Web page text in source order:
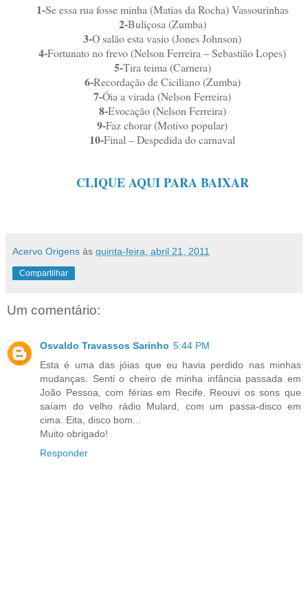
1-Se essa rua fosse minha (Matias da Rocha) Vassourinhas
2-Buliçosa (Zumba)
3-O salão esta vasio (Jones Johnson)
4-Fortunato no frevo (Nelson Ferreira – Sebastião Lopes)
5-Tira teima (Carnera)
6-Recordação de Ciciliano (Zumba)
7-Óia a virada (Nelson Ferreira)
8-Evocação (Nelson Ferreira)
9-Faz chorar (Motivo popular)
10-Final – Despedida do carnaval
CLIQUE AQUI PARA BAIXAR
Acervo Origens às quinta-feira, abril 21, 2011
Compartilhar
Um comentário:
Osvaldo Travassos Sarinho 5:44 PM
Esta é uma das jóias que eu havia perdido nas minhas
mudanças. Senti o cheiro de minha infância passada em
João Pessoa, com férias em Recife. Reouvi os sons que
saíam do velho rádio Mulard, com um passa-disco em
cima. Eita, disco bom...
Muito obrigado!
Responder